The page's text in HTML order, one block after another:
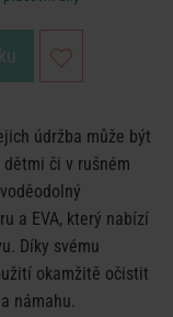
údržba může být
či v rušném
a EVA, který nabízí
Díky svému
okamžitě očistit
námahu.